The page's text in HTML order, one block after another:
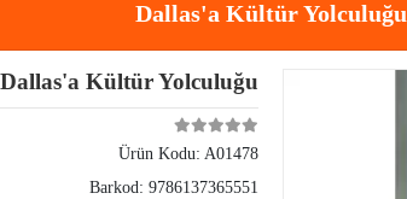
Dallas'a Kültür Yolculuğu
Dallas'a Kültür Yolculuğu
Ürün Kodu: A01478
Barkod: 9786137365551